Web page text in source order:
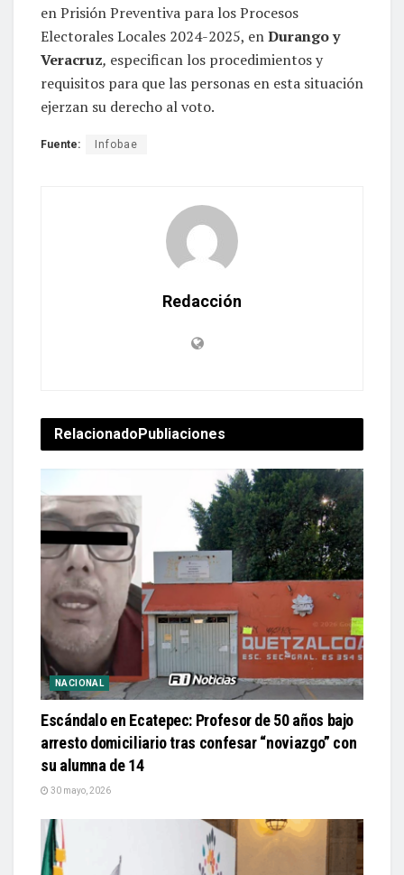
en Prisión Preventiva para los Procesos
Electorales Locales 2024-2025, enDurango y
Veracruz, especifican los procedimientos y
requisitos para que las personas en esta situación
ejerzan su derecho al voto.
Fuente: Infobae
Redacción
RelacionadoPubliaciones
NACIONAL
Escándalo en Ecatepec: Profesor de 50 años bajo
arresto domiciliario tras confesar “noviazgo” con
su alumna de 14
30 mayo, 2026